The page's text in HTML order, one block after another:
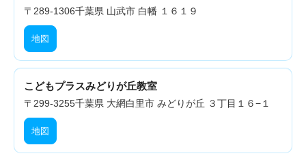
〒289-1306千葉県 山武市 白幡 １６１９
地図
こどもプラスみどりが丘教室
〒299-3255千葉県 大網白里市 みどりが丘 ３丁目１６−１
地図